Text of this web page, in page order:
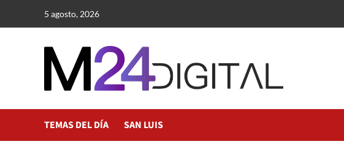
5 agosto, 2026
TEMAS DEL DÍA SAN LUIS